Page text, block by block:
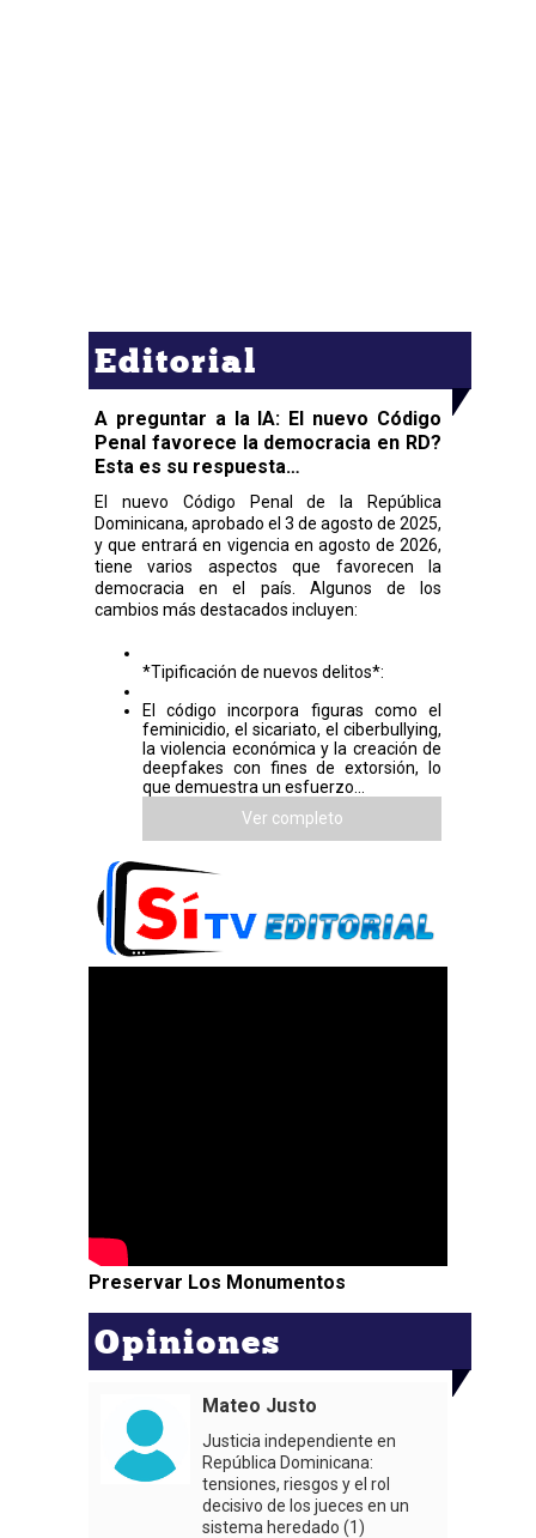
Editorial
A preguntar a la IA: El nuevo Código
Penal favorece la democracia en RD?
Esta es su respuesta…
El nuevo Código Penal de la República
Dominicana, aprobado el 3 de agosto de 2025,
y que entrará en vigencia en agosto de 2026,
tiene varios aspectos que favorecen la
democracia en el país. Algunos de los
cambios más destacados incluyen:
*Tipificación de nuevos delitos*:
El código incorpora figuras como el
feminicidio, el sicariato, el ciberbullying,
la violencia económica y la creación de
deepfakes con fines de extorsión, lo
que demuestra un esfuerzo...
Ver completo
Preservar Los Monumentos
Opiniones
Mateo Justo
Justicia independiente en
República Dominicana:
tensiones, riesgos y el rol
decisivo de los jueces en un
sistema heredado (1)